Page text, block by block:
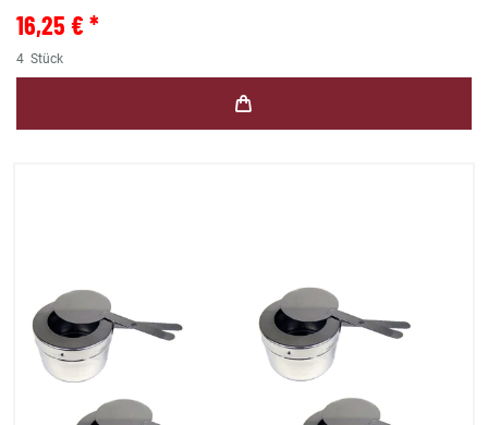
16,25 € *
4 Stück